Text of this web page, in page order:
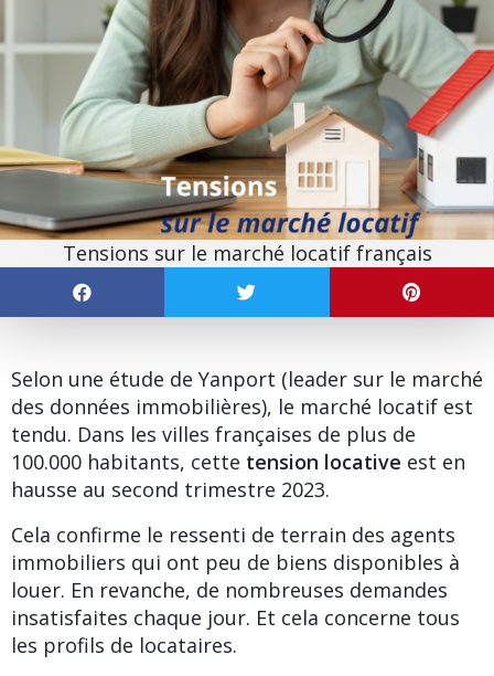
Tensions sur le marché locatif français
Selon une étude de Yanport (leader sur le marché
des données immobilières), le marché locatif est
tendu. Dans les villes françaises de plus de
100.000 habitants, cette tension locative est en
hausse au second trimestre 2023.
Cela confirme le ressenti de terrain des agents
immobiliers qui ont peu de biens disponibles à
louer. En revanche, de nombreuses demandes
insatisfaites chaque jour. Et cela concerne tous
les profils de locataires.